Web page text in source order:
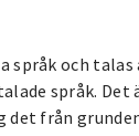
språk och
språk.
det från